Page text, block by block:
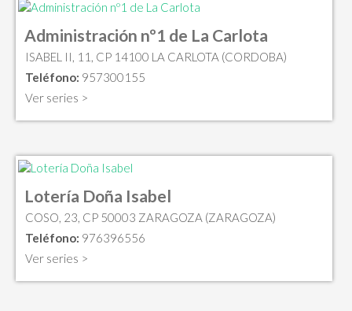
Administración nº1 de La Carlota
ISABEL II, 11, CP 14100 LA CARLOTA (CORDOBA)
Teléfono: 957300155
Ver series >
Lotería Doña Isabel
COSO, 23, CP 50003 ZARAGOZA (ZARAGOZA)
Teléfono: 976396556
Ver series >